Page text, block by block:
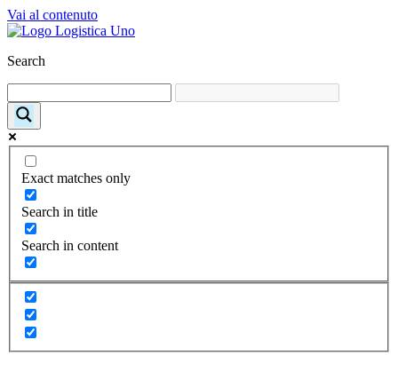
Vai al contenuto
Search
Exact matches only
Search in title
Search in content